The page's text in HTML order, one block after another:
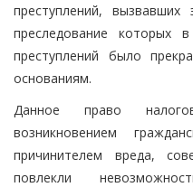
преступлений,
преследование которых
преступлений было
основаниям.
Данное право
возникновением
причинителем вреда,
повлекли